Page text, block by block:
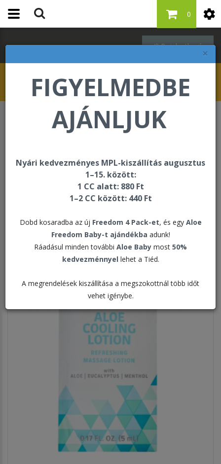
×
FIGYELMEDBE
AJÁNLJUK
Nyári kedvezményes MPL-kiszállítás augusztus
1–15. között:
1 CC alatt: 880 Ft
1–2 CC között: 440 Ft
Dobd kosaradba az új Freedom 4 Pack-et, és egy Aloe
Freedom Baby-t ajándékba adunk!
Ráadásul minden további Aloe Baby most 50%
kedvezménnyel lehet a Tiéd.
A megrendelések kiszállítása a megszokottnál több időt
vehet igénybe.
Bejelentkezés
0
Oktatási és segédanyagok Termékminták
Rendezés:
Megjelenítve: